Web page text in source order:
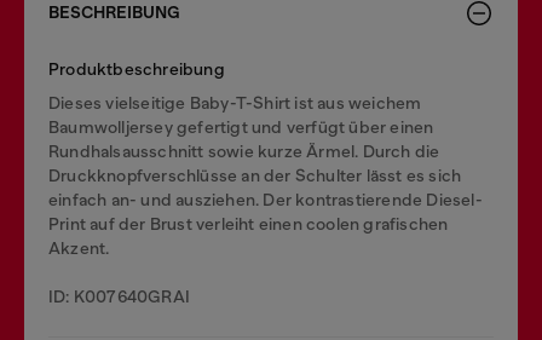
BESCHREIBUNG
Produktbeschreibung
Dieses vielseitige Baby-T-Shirt ist aus weichem
Baumwolljersey gefertigt und verfügt über einen
Rundhalsausschnitt sowie kurze Ärmel. Durch die
Druckknopfverschlüsse an der Schulter lässt es sich
einfach an- und ausziehen. Der kontrastierende Diesel-
Print auf der Brust verleiht einen coolen grafischen
Akzent.
ID: K007640GRAI